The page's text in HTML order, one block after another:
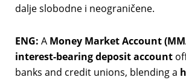
dalje slobodne i neograničene.
ENG: A Money Market Account
interest-bearing deposit account
banks and credit unions, blending a